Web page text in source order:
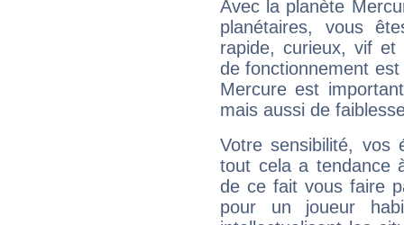
Avec la planète
planétaires, vous
rapide, curieux, vif et
de fonctionnement
Mercure est
mais aussi de
Votre sensibilité,
tout cela a tendance
de ce fait vous faire
pour un joueur